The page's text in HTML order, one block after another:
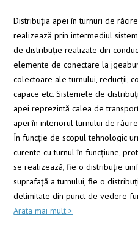
Distribuţia apei în turnuri de
realizează prin intermediul
de distribuţie realizate din
elemente de conectare la
colectoare ale turnului, reducţii,
capace etc. Sistemele de
apei reprezintă calea de
apei în interiorul turnului de
În funcţie de scopul tehnologic
curente cu turnul în funcţiune,
se realizează, fie o distribuţie
suprafaţă a turnului, fie o
delimitate din punct de vedere
Arata mai mult >